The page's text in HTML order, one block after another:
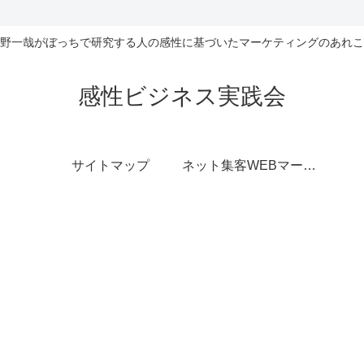
一哉がぼっちで研究する人の感性に基づいたマーケティングのあれ
感性ビジネス実践会
サイトマップ ネット集客WEBマーケティング無料相談室